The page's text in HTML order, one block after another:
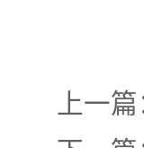
上一